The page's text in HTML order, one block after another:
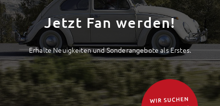
Jetzt Fan werden!
Erhalte Neuigkeiten und Sonderangebote als Erstes.